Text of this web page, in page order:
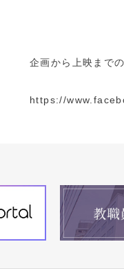
企画から上映まで
https://